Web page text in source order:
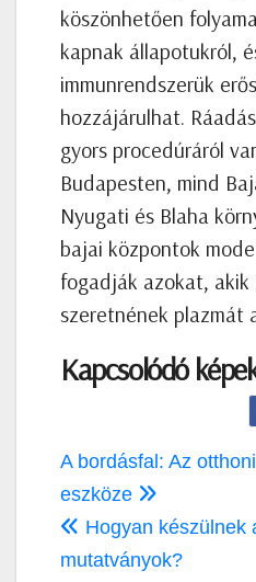
köszönhetően
kapnak állapotukról,
immunrendszerük
hozzájárulhat.
gyors procedúráról
Budapesten, mind
Nyugati és Blaha
bajai központok
fogadják azokat, akik
szeretnének plazmát
Kapcsolódó
Bejegyzés
navigáció
A bordásfal: Az
eszköze
Hogyan készülnek
mutatványok?